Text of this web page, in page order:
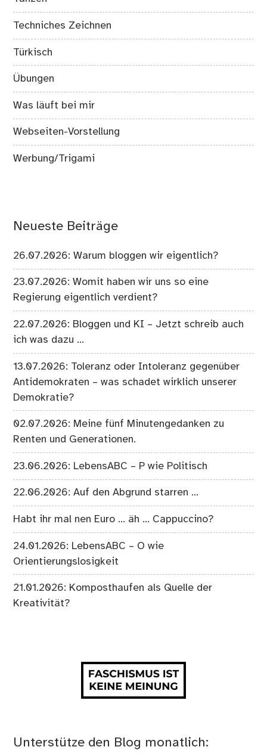
Techniches Zeichnen
Türkisch
Übungen
Was läuft bei mir
Webseiten-Vorstellung
Werbung/Trigami
Neueste Beiträge
26.07.2026: Warum bloggen wir eigentlich?
23.07.2026: Womit haben wir uns so eine
Regierung eigentlich verdient?
22.07.2026: Bloggen und KI – Jetzt schreib auch
ich was dazu …
13.07.2026: Toleranz oder Intoleranz gegenüber
Antidemokraten – was schadet wirklich unserer
Demokratie?
02.07.2026: Meine fünf Minutengedanken zu
Renten und Generationen.
23.06.2026: LebensABC – P wie Politisch
22.06.2026: Auf den Abgrund starren …
Habt ihr mal nen Euro … äh … Cappuccino?
24.01.2026: LebensABC – O wie
Orientierungslosigkeit
21.01.2026: Komposthaufen als Quelle der
Kreativität?
Unterstütze den Blog monatlich: